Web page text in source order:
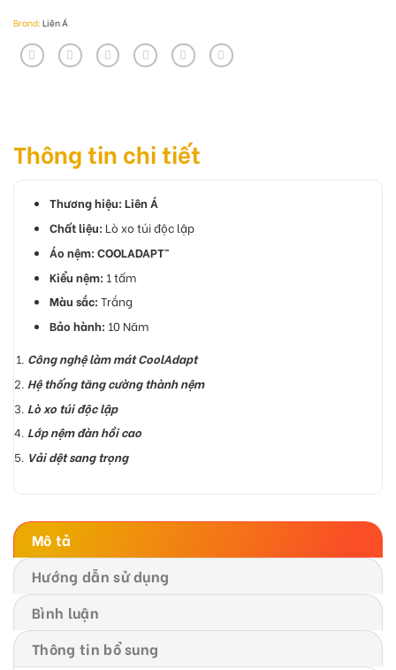
Brand: Liên Á
Thông tin chi tiết
Thương hiệu: Liên Á
Chất liệu: Lò xo túi độc lập
Áo nệm: COOLADAPT™
Kiểu nệm: 1 tấm
Màu sắc: Trắng
Bảo hành: 10 Năm
Công nghệ làm mát CoolAdapt
Hệ thống tăng cường thành nệm
Lò xo túi độc lập
Lớp nệm đàn hồi cao
Vải dệt sang trọng
Mô tả
Hướng dẫn sử dụng
Bình luận
Thông tin bổ sung